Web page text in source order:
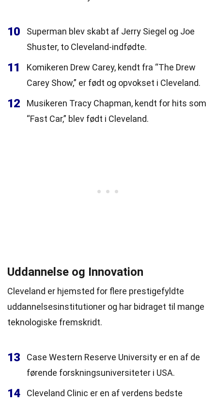
10
Superman blev skabt af Jerry Siegel og Joe
Shuster, to Cleveland-indfødte.
11
Komikeren Drew Carey, kendt fra “The Drew
Carey Show,” er født og opvokset i Cleveland.
12
Musikeren Tracy Chapman, kendt for hits som
“Fast Car,” blev født i Cleveland.
Uddannelse og Innovation
Cleveland er hjemsted for flere prestigefyldte
uddannelsesinstitutioner og har bidraget til mange
teknologiske fremskridt.
13
Case Western Reserve University er en af de
førende forskningsuniversiteter i USA.
14
Cleveland Clinic er en af verdens bedste